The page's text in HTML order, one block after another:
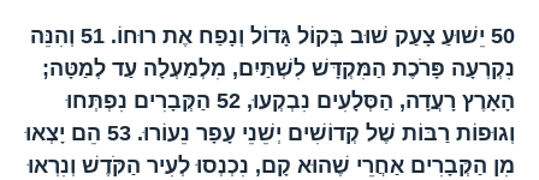
50 יֵשׁוּעַ צָעַק שׁוּב בְּקוֹל גָּדוֹל וְנָפַח אֶת רוּחוֹ. 51 וְהִנֵּה
נִקְרְעָה פָּרֹכֶת הַמִּקְדָּשׁ לִשְׁתַּיִם, מִלְמַעְלָה עַד לְמַטָּה;
הָאָרֶץ רָעֲדָה, הַסְּלָעִים נִבְקְעוּ, 52 הַקְּבָרִים נִפְתְּחוּ
וְגוּפוֹת רַבּוֹת שֶׁל קְדוֹשִׁים יְשֵׁנֵי עָפָר נֵעוֹרוּ. 53 הֵם יָצְאוּ
מִן הַקְּבָרִים אַחֲרֵי שֶׁהוּא קָם, נִכְנְסוּ לְעִיר הַקֹּדֶשׁ וְנִרְאוּ